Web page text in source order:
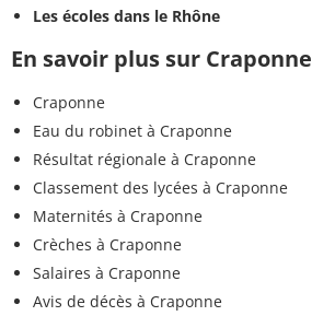
Les écoles dans le Rhône
En savoir plus sur Craponne
Craponne
Eau du robinet à Craponne
Résultat régionale à Craponne
Classement des lycées à Craponne
Maternités à Craponne
Crèches à Craponne
Salaires à Craponne
Avis de décès à Craponne